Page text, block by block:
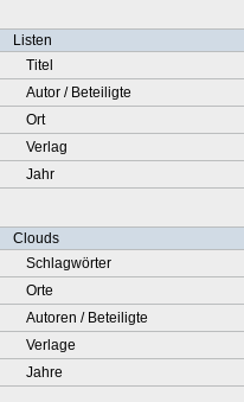
Listen
Titel
Autor / Beteiligte
Ort
Verlag
Jahr
Clouds
Schlagwörter
Orte
Autoren / Beteiligte
Verlage
Jahre